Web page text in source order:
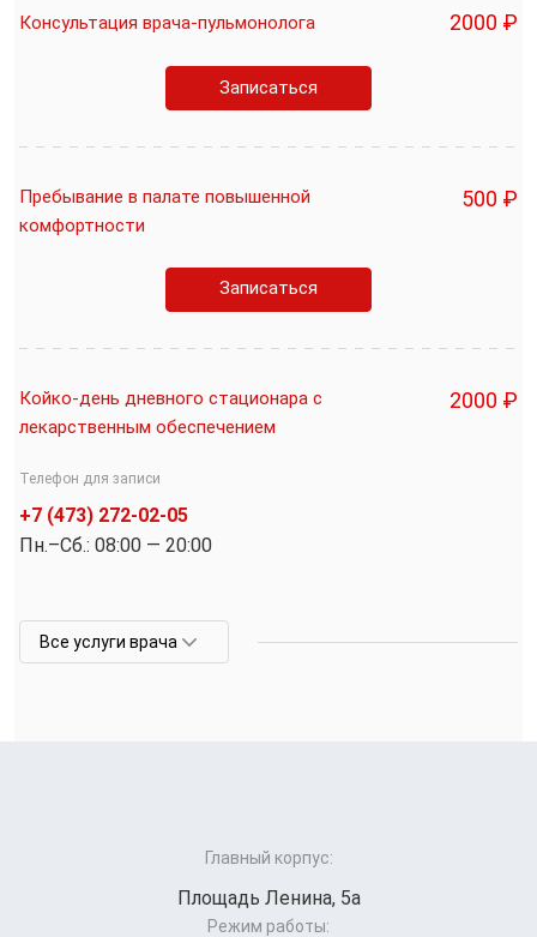
Консультация врача-пульмонолога 2000 ₽
Записаться
Пребывание в палате повышенной
комфортности
500 ₽
Записаться
Койко-день дневного стационара с
лекарственным обеспечением
2000 ₽
Телефон для записи
+7 (473) 272-02-05
Пн.–Cб.: 08:00 — 20:00
Все услуги врача
Главный корпус:
Площадь Ленина, 5а
Режим работы: